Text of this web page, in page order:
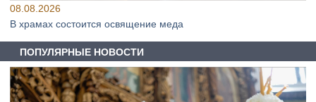
08.08.2026
В храмах состоится освящение меда
ПОПУЛЯРНЫЕ НОВОСТИ